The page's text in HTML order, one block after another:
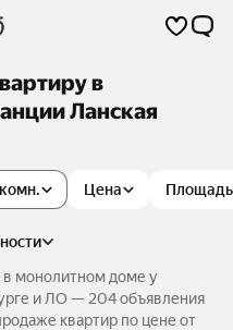
в
Ланская
Цена Площадь
в монолитном доме у
и ЛО — 204 объявления
квартир по цене от